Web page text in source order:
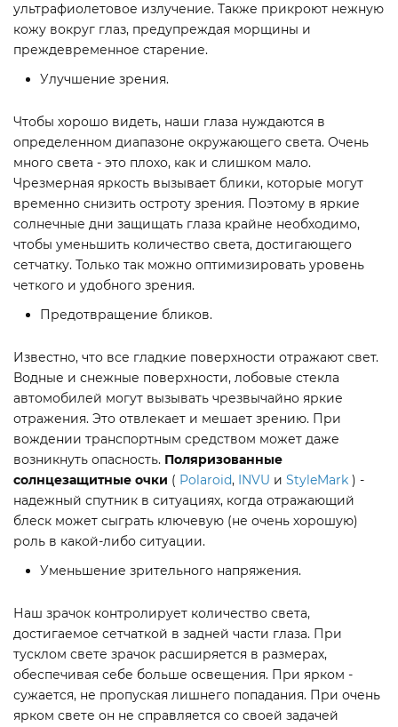
ультрафиолетовое излучение. Также прикроют нежную
кожу вокруг глаз, предупреждая морщины и
преждевременное старение.
Улучшение зрения.
Чтобы хорошо видеть, наши глаза нуждаются в
определенном диапазоне окружающего света. Очень
много света - это плохо, как и слишком мало.
Чрезмерная яркость вызывает блики, которые могут
временно снизить остроту зрения. Поэтому в яркие
солнечные дни защищать глаза крайне необходимо,
чтобы уменьшить количество света, достигающего
сетчатку. Только так можно оптимизировать уровень
четкого и удобного зрения.
Предотвращение бликов.
Известно, что все гладкие поверхности отражают свет.
Водные и снежные поверхности, лобовые стекла
автомобилей могут вызывать чрезвычайно яркие
отражения. Это отвлекает и мешает зрению. При
вождении транспортным средством может даже
возникнуть опасность. Поляризованные
солнцезащитные очки ( Polaroid, INVU и StyleMark ) -
надежный спутник в ситуациях, когда отражающий
блеск может сыграть ключевую (не очень хорошую)
роль в какой-либо ситуации.
Уменьшение зрительного напряжения.
Наш зрачок контролирует количество света,
достигаемое сетчаткой в задней части глаза. При
тусклом свете зрачок расширяется в размерах,
обеспечивая себе больше освещения. При ярком -
сужается, не пропуская лишнего попадания. При очень
ярком свете он не справляется со своей задачей